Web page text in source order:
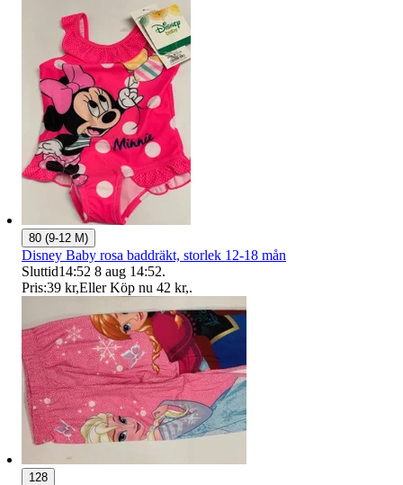
80 (9-12 M)
Disney Baby rosa baddräkt, storlek 12-18 mån
Sluttid14:52 8 aug 14:52.
Pris:39 kr,Eller Köp nu 42 kr,.
128